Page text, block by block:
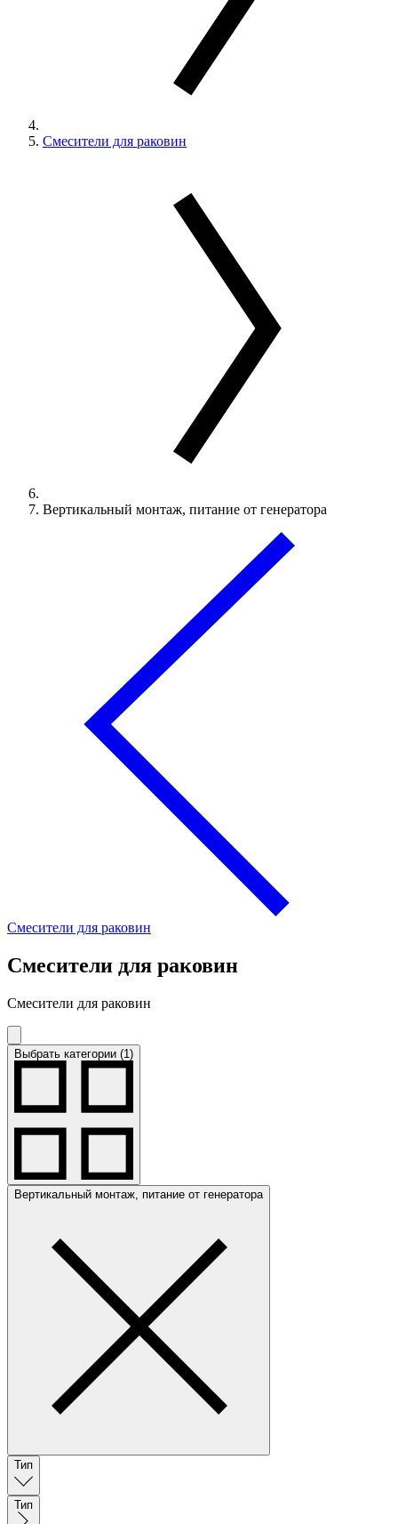
Смесители для раковин
Вертикальный монтаж, питание от генератора
Смесители для раковин
Смесители для раковин
Смесители для раковин
Выбрать категории (1)
Вертикальный монтаж, питание от генератора
Тип
Тип